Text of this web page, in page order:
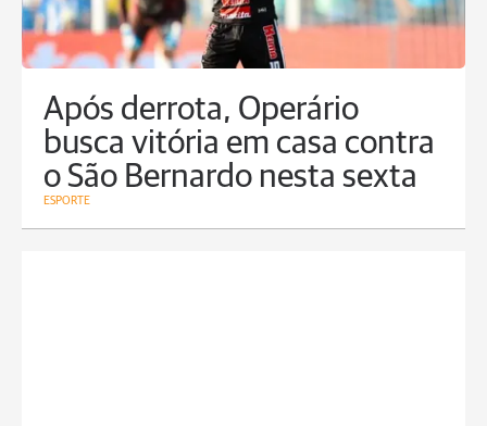
Após derrota, Operário
busca vitória em casa contra
o São Bernardo nesta sexta
ESPORTE